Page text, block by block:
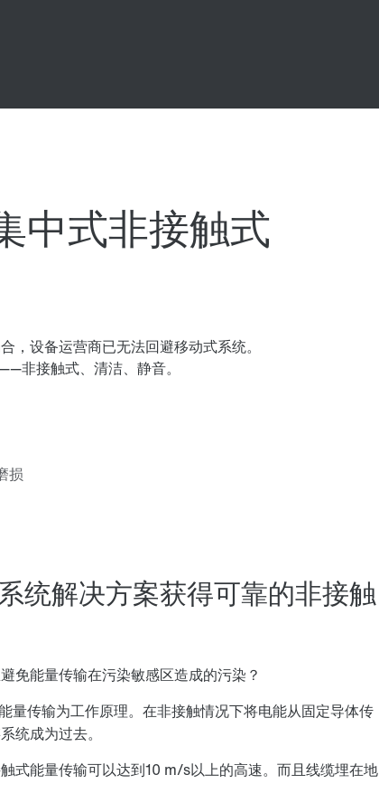
中式非接触式
，设备运营商已无法回避移动式系统。
非接触式、清洁、静音。
统解决方案获得可靠的非接触
免能量传输在污染敏感区造成的污染？
量传输为工作原理。在非接触情况下将电能从固定导体传
统成为过去。
式能量传输可以达到10 m/s以上的高速。而且线缆埋在地